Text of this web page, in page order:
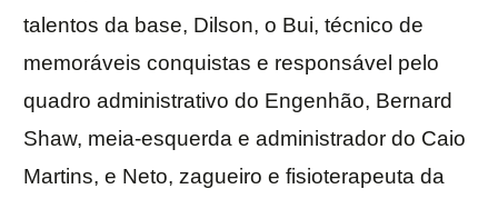
talentos da base, Dilson, o Bui, técnico de
memoráveis conquistas e responsável pelo
quadro administrativo do Engenhão, Bernard
Shaw, meia-esquerda e administrador do Caio
Martins, e Neto, zagueiro e fisioterapeuta da